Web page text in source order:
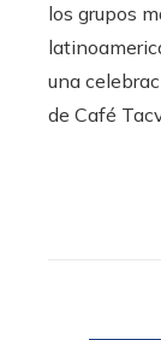
los grupos
una
de Café